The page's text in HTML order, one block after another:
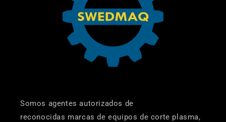
Somos agentes autorizados de
reconocidas marcas de equipos de corte plasma,